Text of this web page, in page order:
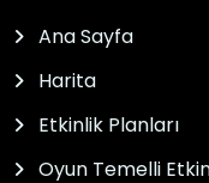
Ana Sayfa
Harita
Etkinlik Planları
Oyun Temelli